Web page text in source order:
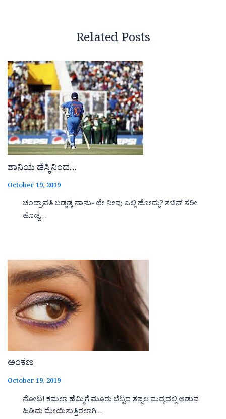
Related Posts
ಶಾನಿಯ ಡೆಸ್ಕಿನಿಂದ…
October 19, 2019
ಚಂದ್ರಾವತಿ ಬಡ್ಡಡ್ಕ ನಾನು- ಛೇ ನೀವು ಎಲ್ಲಿ ಹೋದ್ದು? ಸಚಿನ್ ಸರೀ
ಹೊಡ್ದ,…
ಅಂಕಣ
October 19, 2019
ನೋಟ! ಕಮಲಾ ಹೆಮ್ಮಿಗೆ ಮೂರು ಬೆಟ್ಟದ ತಪ್ಪಲ ಮದ್ಯದಲ್ಲಿ ಆಡುವ
ಹಿಡಿದು ಮೇಯಿಸುತ್ತಿರಲಾಗಿ…